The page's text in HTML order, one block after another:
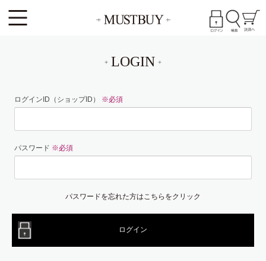
LOGIN
ログインID（ショップID） ※必須
パスワード ※必須
パスワードを忘れた方はこちらをクリック